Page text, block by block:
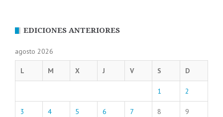
EDICIONES ANTERIORES
agosto 2026
L M X J V S D
1 2
3 4 5 6 7 8 9